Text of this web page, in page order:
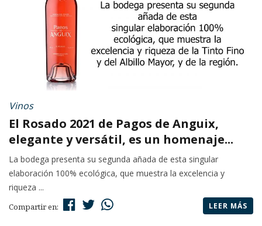
Vinos
El Rosado 2021 de Pagos de Anguix,
elegante y versátil, es un homenaje...
La bodega presenta su segunda añada de esta singular
elaboración 100% ecológica, que muestra la excelencia y
riqueza ...
Compartir en: LEER MÁS